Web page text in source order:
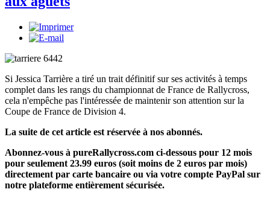
Si Jessica Tarrière a tiré un trait définitif sur ses activités à temps
complet dans les rangs du championnat de France de Rallycross,
cela n'empêche pas l'intéressée de maintenir son attention sur la
Coupe de France de Division 4.
La suite de cet article est réservée à nos abonnés.
Abonnez-vous à pureRallycross.com ci-dessous pour 12 mois
pour seulement 23.99 euros (soit moins de 2 euros par mois)
directement par carte bancaire ou via votre compte PayPal sur
notre plateforme entièrement sécurisée.